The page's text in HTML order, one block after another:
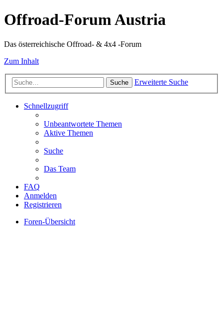
Offroad-Forum Austria
Das österreichische Offroad- & 4x4 -Forum
Zum Inhalt
Suche Erweiterte Suche
Schnellzugriff
Unbeantwortete Themen
Aktive Themen
Suche
Das Team
FAQ
Anmelden
Registrieren
Foren-Übersicht